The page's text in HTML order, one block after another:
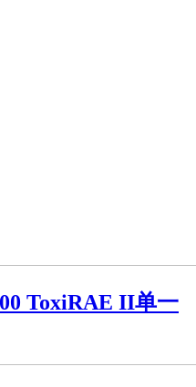
ToxiRAE II单一